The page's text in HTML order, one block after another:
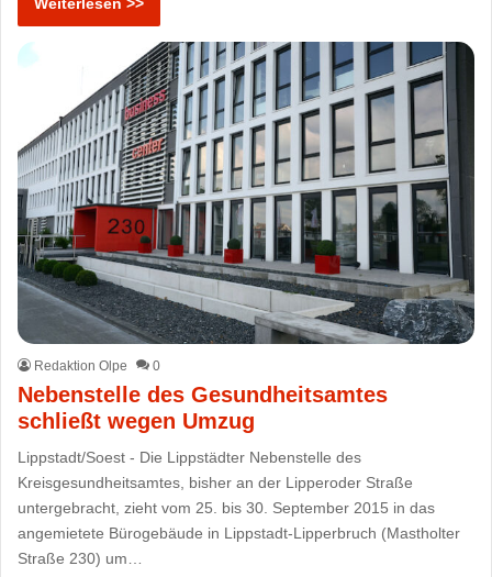
Redaktion Olpe 0
Nebenstelle des Gesundheitsamtes
schließt wegen Umzug
Lippstadt/Soest - Die Lippstädter Nebenstelle des
Kreisgesundheitsamtes, bisher an der Lipperoder Straße
untergebracht, zieht vom 25. bis 30. September 2015 in das
angemietete Bürogebäude in Lippstadt-Lipperbruch (Mastholter
Straße 230) um…